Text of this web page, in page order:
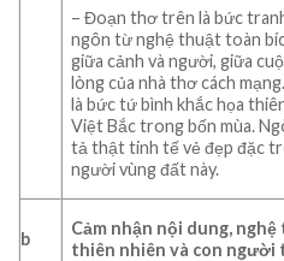
– Đoạn thơ trên là bức
ngôn từ nghệ thuật toàn
giữa cảnh và người, giữa
lòng của nhà thơ cách
là bức tứ bình khắc họa
Việt Bắc trong bốn mùa.
tả thật tinh tế vẻ đẹp đặc
người vùng đất này.
b
Cảm nhận nội dung,
thiên nhiên và con người